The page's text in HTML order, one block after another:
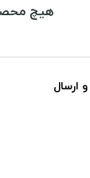
هیچ
ارسال